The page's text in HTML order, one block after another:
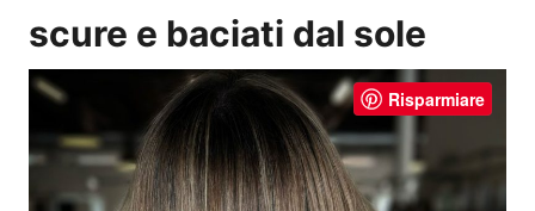
scure e baciati dal sole
Risparmiare